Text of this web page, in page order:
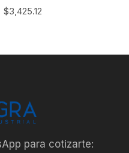
$3,425.12
para cotizarte: